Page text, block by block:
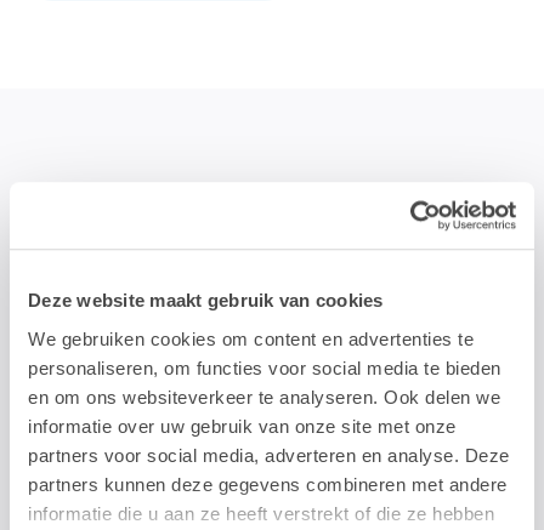
Deze website maakt gebruik van cookies
We gebruiken cookies om content en advertenties te
personaliseren, om functies voor social media te bieden
en om ons websiteverkeer te analyseren. Ook delen we
informatie over uw gebruik van onze site met onze
partners voor social media, adverteren en analyse. Deze
partners kunnen deze gegevens combineren met andere
informatie die u aan ze heeft verstrekt of die ze hebben
Wij gebruiken je e-mailadres enkel om onze maandelijkse
nieuwsbrief te kunnen mailen. We geven dit adres niet door aan
derden, en houden het bij zolang je je niet uitschrijft.